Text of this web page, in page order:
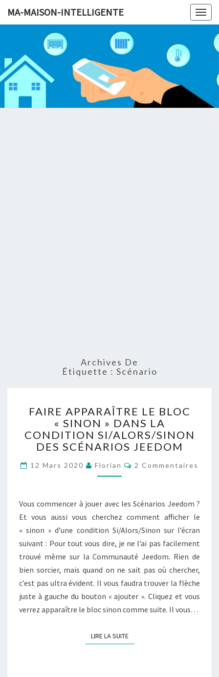
MA-MAISON-INTELLIGENTE
MA-
Archives De
Étiquette : Scénario
APPARAÎTRE
LE
BLOC
« SINON »
LA
CONDITION
SCÉNARIOS
JEEDOM
FAIRE APPARAÎTRE LE BLOC
« SINON » DANS LA
CONDITION SI/ALORS/SINON
DES SCÉNARIOS JEEDOM
12 Mars 2020 Florian Commentaires
2 Commentaires
Vous commencer à jouer avec les Scénarios Jeedom ?
Et vous aussi vous cherchez comment afficher le
« sinon » d’une condition Si/Alors/Sinon sur l’écran
suivant : Pour tout vous dire, je ne l’ai pas facilement
trouvé même sur la Communauté Jeedom. Rien de
bien sorcier, mais quand on ne sait pas où chercher,
c’est pas ultra évident. Il vous faudra trouver la flèche
juste à gauche du bouton « ajouter ». Cliquez et vous
verrez apparaître le bloc sinon comme suite. Il vous…
LIRE LA SUITELIRE LA SUITE